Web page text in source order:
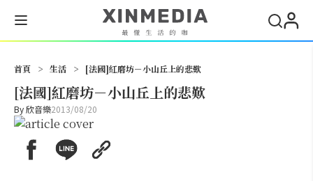
首頁 > 生活 > [法國]紅磨坊－小山丘上的悲歎
[法國]紅磨坊－小山丘上的悲歎
By欣音樂2013/08/20